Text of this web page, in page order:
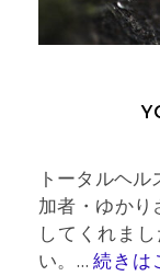
トータルヘルスデザインでのワークショップの参
加者・ゆか
してくれま
い。... 続きは